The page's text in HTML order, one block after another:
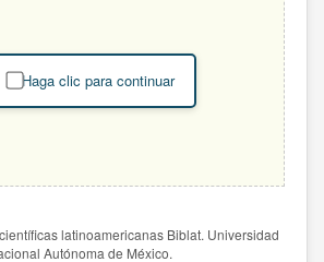
Haga clic para continuar
latinoamericanas Biblat. Universidad
Autónoma de México.